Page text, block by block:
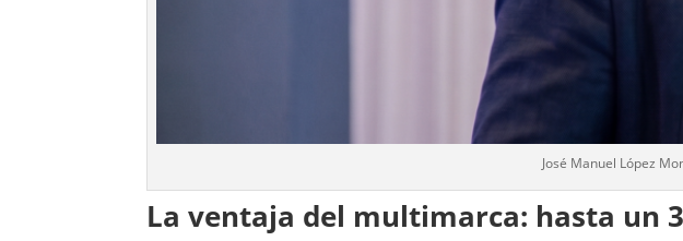
José Manuel López
La ventaja del multimarca: hasta un